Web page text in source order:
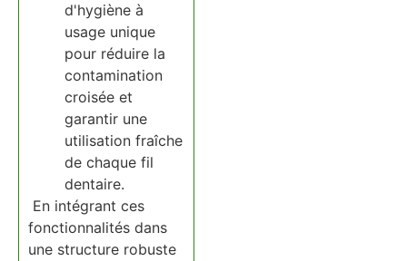
d'hygiène à
usage unique
pour réduire la
contamination
croisée et
garantir une
utilisation fraîche
de chaque fil
dentaire.
En intégrant ces
fonctionnalités dans
une structure robuste